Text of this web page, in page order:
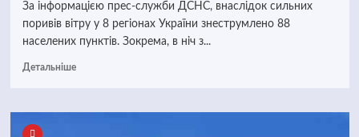
За інформацією прес-служби ДСНС, внаслідок сильних
поривів вітру у 8 регіонах України знеструмлено 88
населених пунктів. Зокрема, в ніч з...
Детальніше